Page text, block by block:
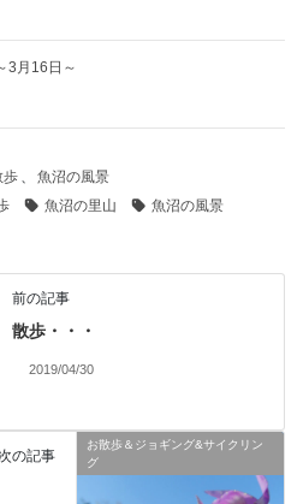
3月16日～
歩 魚沼の風景
魚沼の里山 魚沼の風景
前の記事
散歩・・・
2019/04/30
お散歩＆ジョギング&サイクリン
グ
次の記事